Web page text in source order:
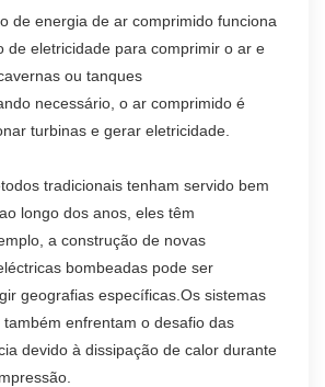
de energia de ar comprimido funciona
de eletricidade para comprimir o ar e
ou tanques
necessário, o ar comprimido é
turbinas e gerar eletricidade.
tradicionais tenham servido bem
longo dos anos, eles têm
a construção de novas
bombeadas pode ser
geografias específicas.Os sistemas
enfrentam o desafio das
devido à dissipação de calor durante